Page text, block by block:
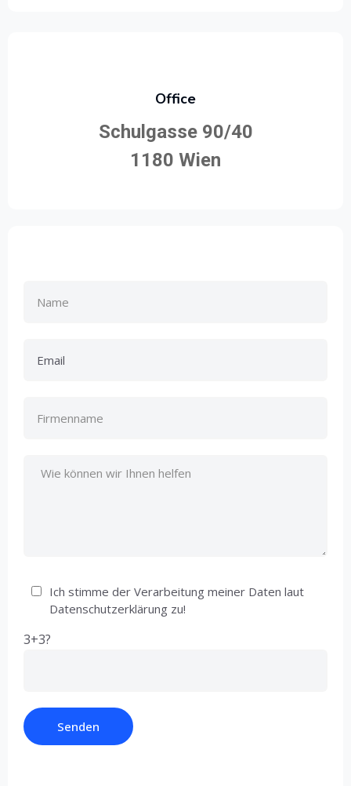
Office
Schulgasse 90/40
1180 Wien
Ich stimme der Verarbeitung meiner Daten laut
Datenschutzerklärung zu!
3+3?